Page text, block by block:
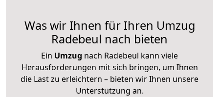
Was wir Ihnen für Ihren Umzug
Radebeul nach bieten
Ein Umzug nach Radebeul kann viele
Herausforderungen mit sich bringen, um Ihnen
die Last zu erleichtern – bieten wir Ihnen unsere
Unterstützung an.